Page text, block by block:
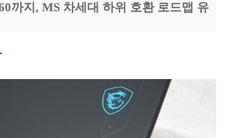
까지, MS 차세대 하위 호환 로드맵 유